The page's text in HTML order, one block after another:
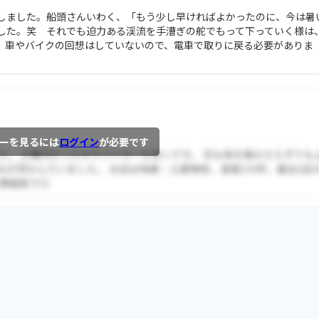
した。船頭さんいわく、「もう少し早ければよかったのに、今は暑
た。笑 それでも迫力ある渓流を手漕ぎの舵でもって下っていく様は
やバイクの回想はしていないので、電車で取りに戻る必要がありま
を見るにはログインが必要です